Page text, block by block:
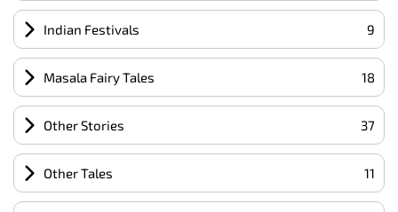
Indian Festivals 9
Masala Fairy Tales 18
Other Stories 37
Other Tales 11